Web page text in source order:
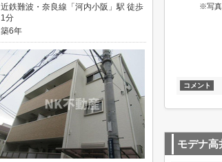
※写真
コメント
モデナ高
近鉄難波・奈良線「河内小阪」駅 徒歩
1分
築6年